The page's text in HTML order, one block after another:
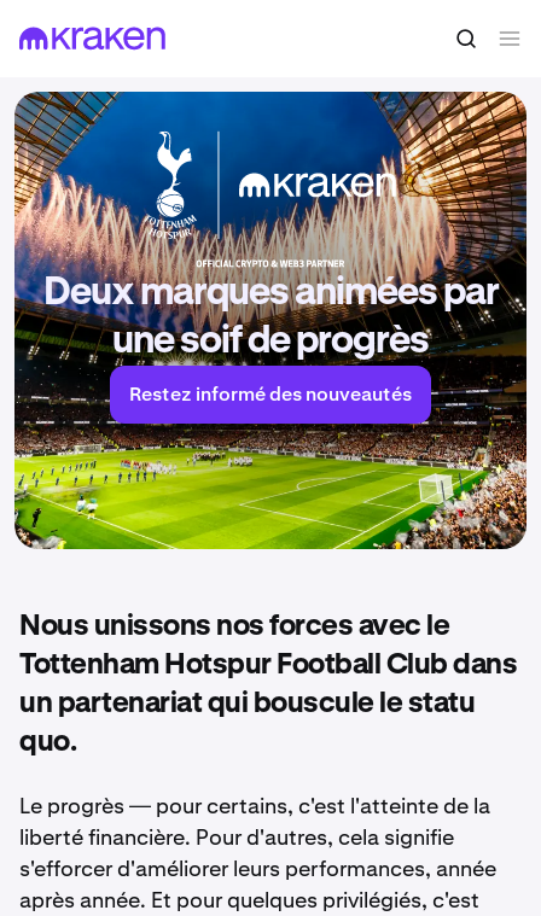
Deux marques animées par
une soif de progrès
Restez informé des nouveautés
Nous unissons nos forces avec le
Tottenham Hotspur Football Club dans
un partenariat qui bouscule le statu
quo.
Le progrès — pour certains, c'est l'atteinte de la
liberté financière. Pour d'autres, cela signifie
s'efforcer d'améliorer leurs performances, année
après année. Et pour quelques privilégiés, c'est